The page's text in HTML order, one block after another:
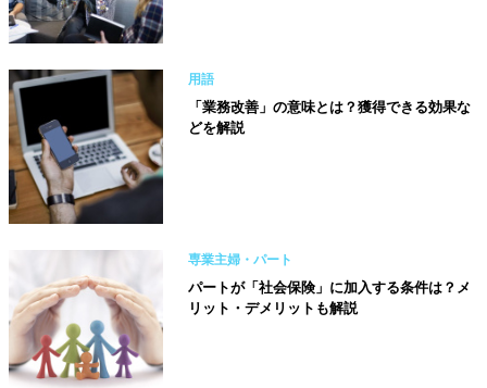
用語
「業務改善」の意味とは？獲得できる効果な
どを解説
専業主婦・パート
パートが「社会保険」に加入する条件は？メ
リット・デメリットも解説